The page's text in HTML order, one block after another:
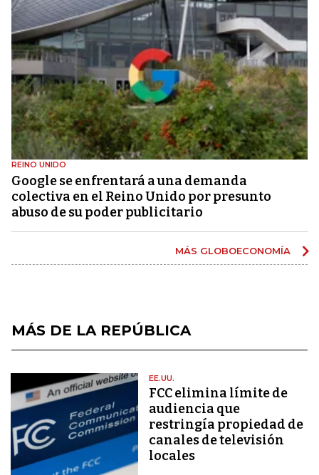
REINO UNIDO
Google se enfrentará a una demanda
colectiva en el Reino Unido por presunto
abuso de su poder publicitario
MÁS GLOBOECONOMÍA
MÁS DE LA REPÚBLICA
EE.UU.
FCC elimina límite de
audiencia que
restringía propiedad de
canales de televisión
locales